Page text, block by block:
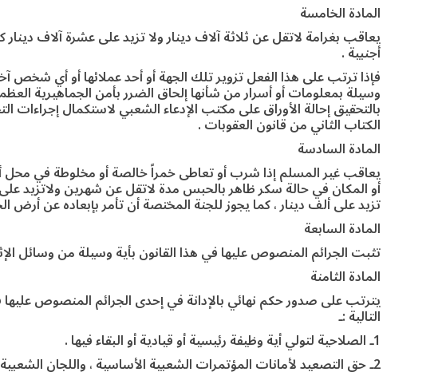
المادة الخامسة
يعاقب بغرامة لاتقل عن ثلاثة آلاف دينار ولا تزيد على عشرة آلاف
أجنبية .
فإذا ترتب على هذا الفعل تزوير تلك الجهة أو أحد عملائها أو أي
وسيلة بمعلومات أو أسرار من شأنها إلحاق الضرر بأمن الجماهيرية
بالتحقيق إحالة الأوراق على مكتب الإدعاء الشعبي لاستكمال إجراءات
الكتاب الثاني من قانون العقوبات .
المادة السادسة
يعاقب غير المسلم إذا شرب أو تعاطى خمراً خالصة أو مخلوطة في محل
أو المكان في حالة سكر ظاهر بالحبس مدة لاتقل عن شهرين ولاتزيد
تزيد على ألف دينار ، كما يجوز للجنة المختصة أن تأمر بإبعاده عن أرض
المادة السابعة
تثبت الجرائم المنصوص عليها في هذا القانون بأية وسيلة من وسائل
المادة الثامنة
يترتب على صدور حكم نهائي بالإدانة في إحدى الجرائم المنصوص عليها
التالية :ـ
1ـ الصلاحية لتولي أية وظيفة رئيسية أو قيادية أو البقاء فيها .
2ـ حق التصعيد لأمانات المؤتمرات الشعبية الأساسية ، واللجان الشعبية ‘والنقابات والاتحادات والروابط المهنية .